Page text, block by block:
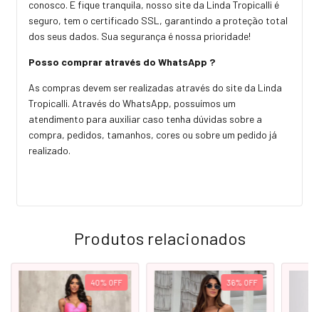
conosco. E fique tranquila, nosso site da Linda Tropicalli é
seguro, tem o certificado SSL, garantindo a proteção total
dos seus dados. Sua segurança é nossa prioridade!
Posso comprar através do WhatsApp ?
As compras devem ser realizadas através do site da Linda
Tropicalli. Através do WhatsApp, possuímos um
atendimento para auxiliar caso tenha dúvidas sobre a
compra, pedidos, tamanhos, cores ou sobre um pedido já
realizado.
Produtos relacionados
40% OFF 36% OFF